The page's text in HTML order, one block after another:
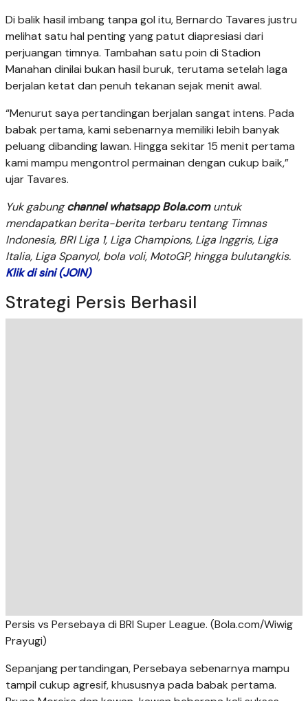
Di balik hasil imbang tanpa gol itu, Bernardo Tavares justru
melihat satu hal penting yang patut diapresiasi dari
perjuangan timnya. Tambahan satu poin di Stadion
Manahan dinilai bukan hasil buruk, terutama setelah laga
berjalan ketat dan penuh tekanan sejak menit awal.
“Menurut saya pertandingan berjalan sangat intens. Pada
babak pertama, kami sebenarnya memiliki lebih banyak
peluang dibanding lawan. Hingga sekitar 15 menit pertama
kami mampu mengontrol permainan dengan cukup baik,”
ujar Tavares.
Yuk gabungchannel whatsapp Bola.comuntuk
mendapatkan berita-berita terbaru tentang Timnas
Indonesia, BRI Liga 1, Liga Champions, Liga Inggris, Liga
Italia, Liga Spanyol, bola voli, MotoGP, hingga bulutangkis.
Klik di sini (JOIN)
Strategi Persis Berhasil
Statistik menunjukkan Persebaya mencatat lima tembakan
tepat sasaran. Tekanan yang diberikan membuat lini
belakang Persis harus bekerja keras untuk mengamankan
area pertahanan mereka.